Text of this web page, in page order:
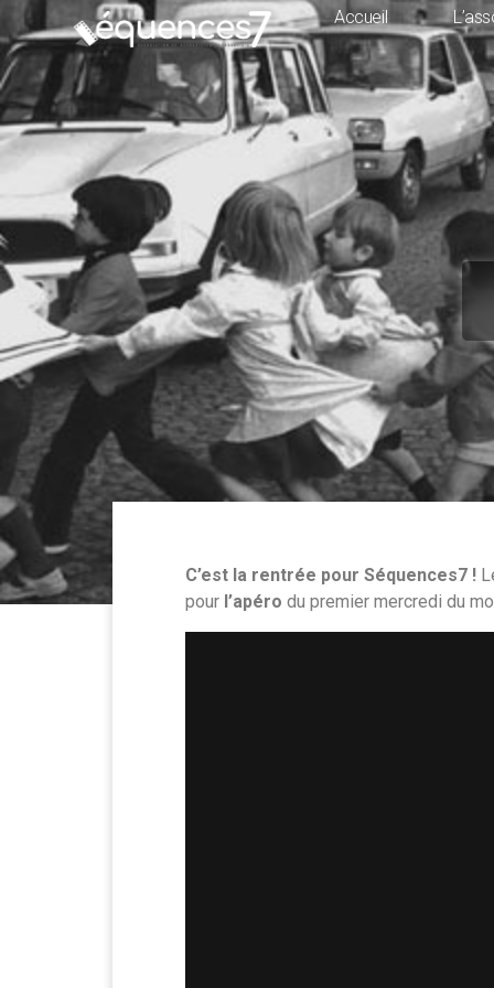
Accueil
C’est la rentrée pour Séquences7 !
pour l’apéro du premier mercredi du